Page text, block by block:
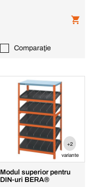
Comparaţie
+2
variante
Modul superior pentru
DIN-uri BERA®